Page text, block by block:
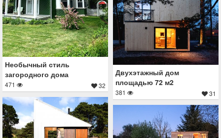
Двухэтажный дом
площадью 72 м2
381 31
Необычный стиль
загородного дома
471 32